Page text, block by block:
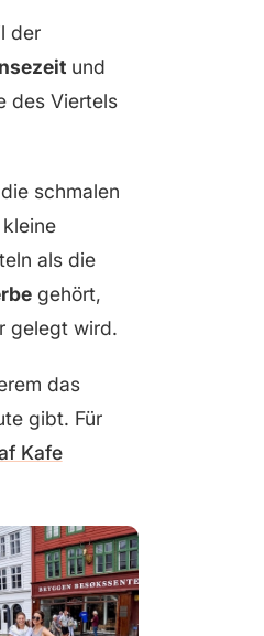
der
und
des Viertels
schmalen
als die
gehört,
gelegt wird.
das
gibt. Für
Kafe